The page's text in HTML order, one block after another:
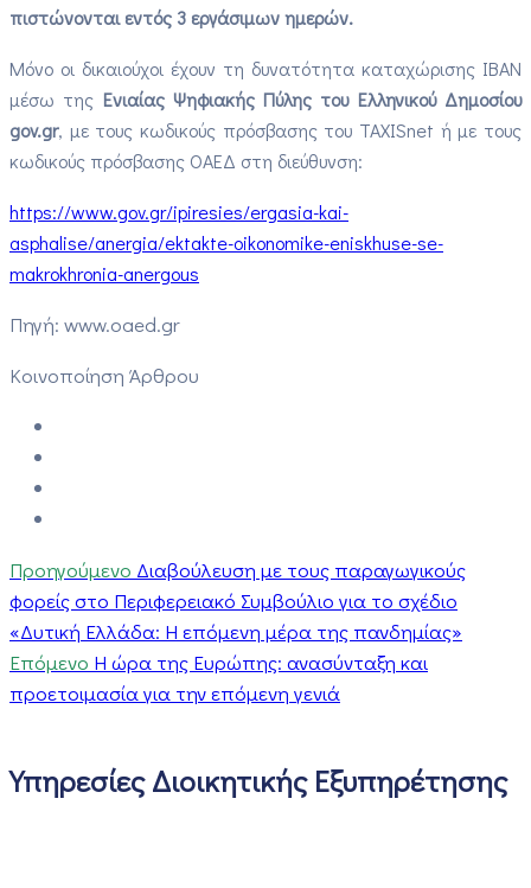
πιστώνονται εντός 3 εργάσιμων ημερών.
Μόνο οι δικαιούχοι έχουν τη δυνατότητα καταχώρισης ΙΒΑΝ
μέσω της Ενιαίας Ψηφιακής Πύλης του Ελληνικού Δημοσίου
gov.gr, με τους κωδικούς πρόσβασης του TAXISnet ή με τους
κωδικούς πρόσβασης ΟΑΕΔ στη διεύθυνση:
https://www.gov.gr/ipiresies/ergasia-kai-
asphalise/anergia/ektakte-oikonomike-eniskhuse-se-
makrokhronia-anergous
Πηγή: www.oaed.gr
Κοινοποίηση Άρθρου
Προηγούμενο Διαβούλευση με τους παραγωγικούς
φορείς στο Περιφερειακό Συμβούλιο για το σχέδιο
«Δυτική Ελλάδα: Η επόμενη μέρα της πανδημίας»
Επόμενο Η ώρα της Ευρώπης: ανασύνταξη και
προετοιμασία για την επόμενη γενιά
Υπηρεσίες Διοικητικής Εξυπηρέτησης